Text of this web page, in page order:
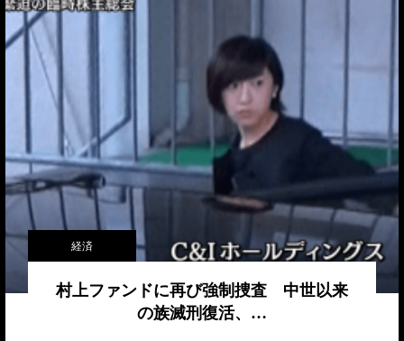
経済
村上ファンドに再び強制捜査 中世以来
の族滅刑復活、…